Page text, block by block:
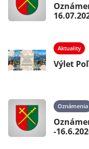
Aktuality
Výlet
Oznámenia
-